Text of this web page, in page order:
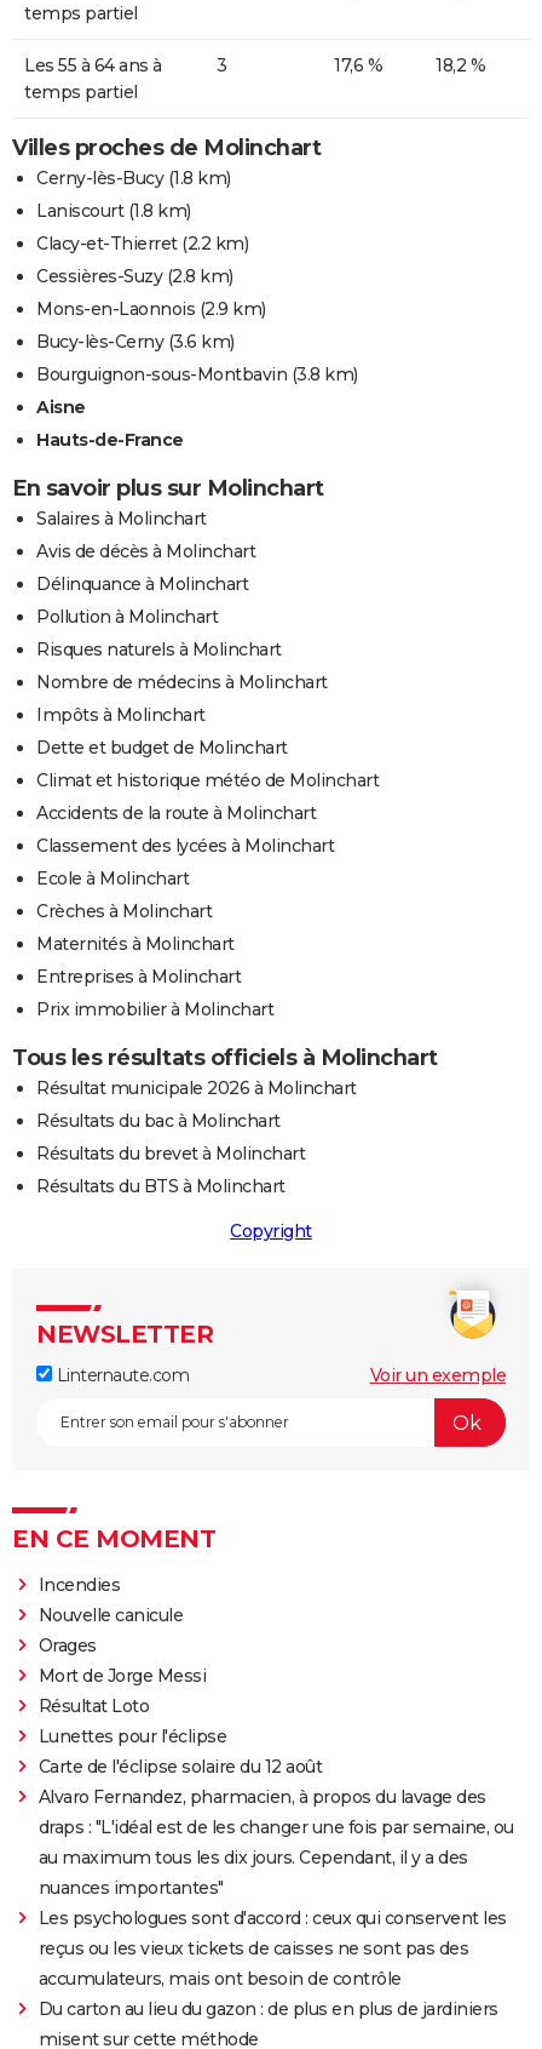
temps partiel
Les 55 à 64 ans à
temps partiel
3 17,6 % 18,2 %
Villes proches de Molinchart
Cerny-lès-Bucy(1.8 km)
Laniscourt(1.8 km)
Clacy-et-Thierret(2.2 km)
Cessières-Suzy(2.8 km)
Mons-en-Laonnois (2.9 km)
Bucy-lès-Cerny(3.6 km)
Bourguignon-sous-Montbavin (3.8 km)
Aisne
Hauts-de-France
En savoir plus sur Molinchart
Salaires à Molinchart
Avis de décès à Molinchart
Délinquance à Molinchart
Pollution à Molinchart
Risques naturels à Molinchart
Nombre de médecins à Molinchart
Impôts à Molinchart
Dette et budget de Molinchart
Climat et historique météo de Molinchart
Accidents de la route à Molinchart
Classement des lycées à Molinchart
Ecole à Molinchart
Crèches à Molinchart
Maternités à Molinchart
Entreprises à Molinchart
Prix immobilier à Molinchart
Tous les résultats officiels à Molinchart
Résultat municipale 2026 à Molinchart
Résultats du bac à Molinchart
Résultats du brevet à Molinchart
Résultats du BTS à Molinchart
Copyright
NEWSLETTER
Linternaute.com Voir un exemple
EN CE MOMENT
Incendies
Nouvelle canicule
Orages
Mort de Jorge Messi
Résultat Loto
Lunettes pour l'éclipse
Carte de l'éclipse solaire du 12 août
Alvaro Fernandez, pharmacien, à propos du lavage des
draps : "L'idéal est de les changer une fois par semaine, ou
au maximum tous les dix jours. Cependant, il y a des
nuances importantes"
Les psychologues sont d'accord : ceux qui conservent les
reçus ou les vieux tickets de caisses ne sont pas des
accumulateurs, mais ont besoin de contrôle
Du carton au lieu du gazon : de plus en plus de jardiniers
misent sur cette méthode